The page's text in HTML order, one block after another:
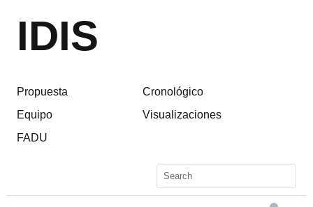
IDIS
Propuesta
Equipo
FADU
Cronológico
Visualizaciones